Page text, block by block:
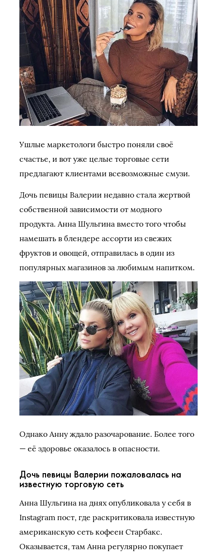
Ушлые маркетологи быстро поняли своё
счастье, и вот уже целые торговые сети
предлагают клиентами всевозможные смузи.
Дочь певицы Валерии недавно стала жертвой
собственной зависимости от модного
продукта. Анна Шульгина вместо того чтобы
намешать в блендере ассорти из свежих
фруктов и овощей, отправилась в один из
популярных магазинов за любимым напитком.
Однако Анну ждало разочарование. Более того
— её здоровье оказалось в опасности.
Дочь певицы Валерии пожаловалась на
известную торговую сеть
Анна Шульгина на днях опубликовала у себя в
Instagram пост, где раскритиковала известную
американскую сеть кофеен Старбакс.
Оказывается, там Анна регулярно покупает